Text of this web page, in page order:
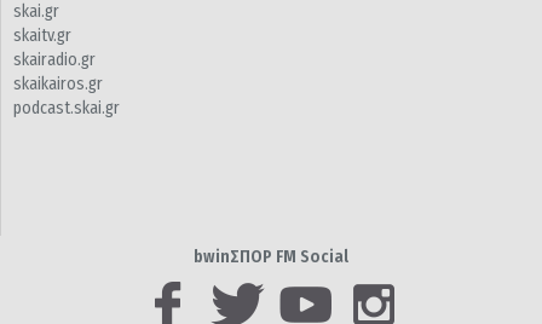
skai.gr
skaitv.gr
skairadio.gr
skaikairos.gr
podcast.skai.gr
bwinΣΠΟΡ FM Social